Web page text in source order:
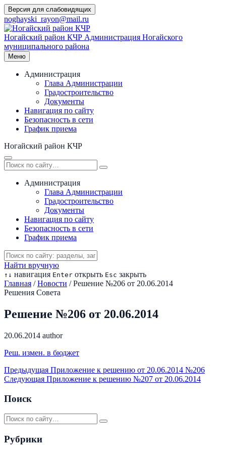
Перейти
к
содержимому
Версия для слабовидящих
noghayski_rayon@mail.ru
Ногайский район КЧР Администрация Ногайского
муниципального района
Меню
Администрация
Глава Администрации
Градостроительство
Документы
Навигация по сайту
Безопасность в сети
График приема
Ногайский район КЧР
Администрация
Глава Администрации
Градостроительство
Документы
Навигация по сайту
Безопасность в сети
График приема
Найти вручную
↑ ↓ навигация Enter открыть Esc закрыть
Главная / Новости / Решение №206 от 20.06.2014
Решения Совета
Решение №206 от 20.06.2014
20.06.2014 author
Реш. измен. в бюджет
Предыдущая Приложение к решению от 20.06.2014 №206
Следующая Приложение к решению №207 от 20.06.2014
Поиск
Рубрики